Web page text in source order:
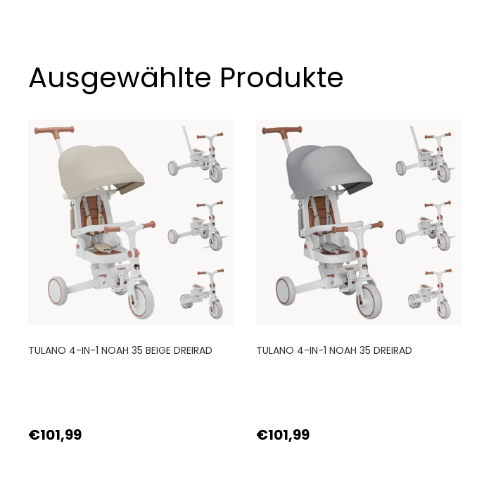
Ausgewählte Produkte
TULANO 4-IN-1 NOAH 35 BEIGE DREIRAD
€101,99
TULANO 4-IN-1 NOAH 35 DREIRAD
€101,99